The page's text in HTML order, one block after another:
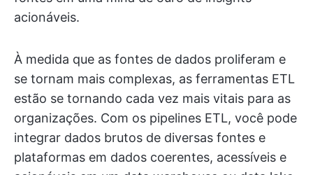
acionáveis.
À medida que as fontes de dados proliferam e
se tornam mais complexas, as ferramentas ETL
estão se tornando cada vez mais vitais para as
organizações. Com os pipelines ETL, você pode
integrar dados brutos de diversas fontes e
plataformas em dados coerentes, acessíveis e